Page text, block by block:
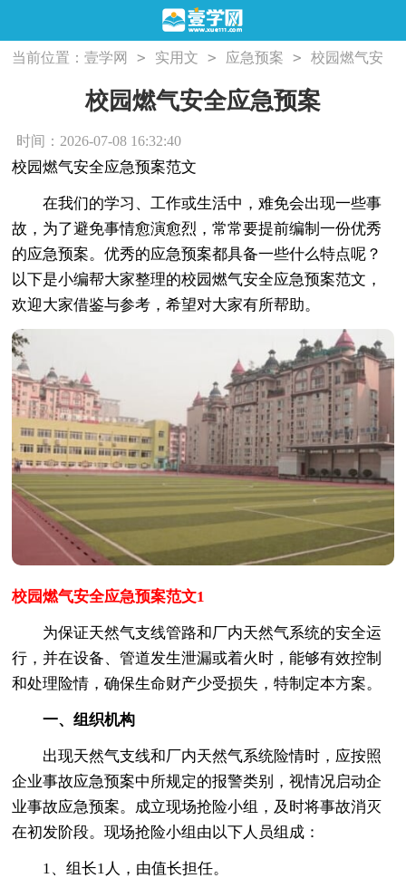
当前位置：壹学网 > 实用文 > 应急预案 >
校园燃气安
校园燃气安全应急预案
时间：2026-07-08 16:32:40
校园燃气安全应急预案范文
在我们的学习、工作或生活中，难免会出现一些事
故，为了避免事情愈演愈烈，常常要提前编制一份优秀
的应急预案。优秀的应急预案都具备一些什么特点呢？
以下是小编帮大家整理的校园燃气安全应急预案范文，
欢迎大家借鉴与参考，希望对大家有所帮助。
校园燃气安全应急预案范文1
为保证天然气支线管路和厂内天然气系统的安全运
行，并在设备、管道发生泄漏或着火时，能够有效控制
和处理险情，确保生命财产少受损失，特制定本方案。
一、组织机构
出现天然气支线和厂内天然气系统险情时，应按照
企业事故应急预案中所规定的报警类别，视情况启动企
业事故应急预案。成立现场抢险小组，及时将事故消灭
在初发阶段。现场抢险小组由以下人员组成：
1、组长1人，由值长担任。